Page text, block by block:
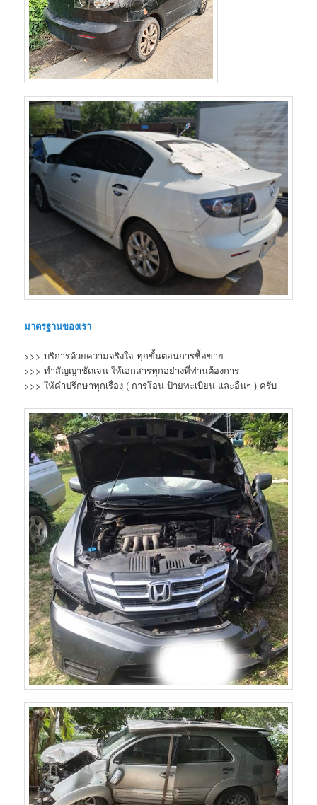
มาตรฐานของเรา
>>> บริการด้วยความจริงใจ ทุกขั้นตอนการซื้อขาย
>>> ทำสัญญาชัดเจน ให้เอกสารทุกอย่างที่ท่านต้องการ
>>> ให้คำปรึกษาทุกเรื่อง ( การโอน ป้ายทะเบียน และอื่นๆ ) ครับ